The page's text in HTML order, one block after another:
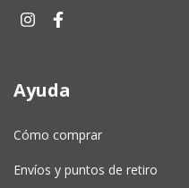
Ayuda
Cómo comprar
Envíos y puntos de retiro